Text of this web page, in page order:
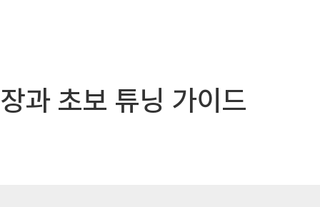
과 초보 튜닝 가이드